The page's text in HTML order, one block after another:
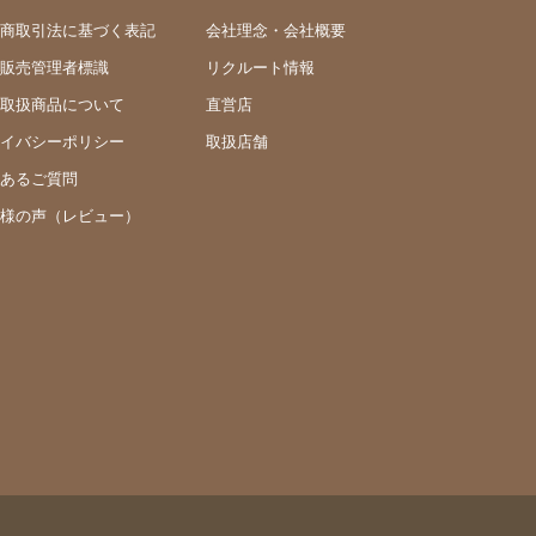
取引法に基づく表記
売管理者標識
扱商品について
バシーポリシー
るご質問
の声（レビュー）
会社理念・会社概要
リクルート情報
直営店
取扱店舗